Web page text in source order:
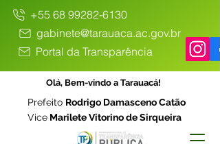
+55 68 99282-6130
gabinete@tarauaca.ac.gov.br
Portal da Transparência
Olá, Bem-vindo a Tarauacá!
Prefeito Rodrigo Damasceno Catão
Vice Marilete Vitorino de Sirqueira